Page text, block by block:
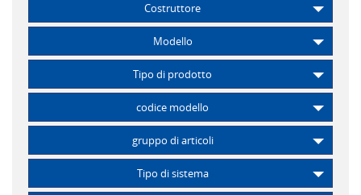
Costruttore
Modello
Tipo di prodotto
codice modello
gruppo di articoli
Tipo di sistema